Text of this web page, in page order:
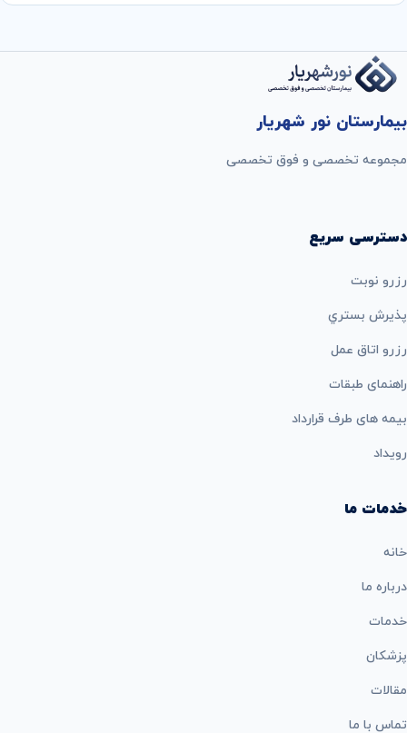
بیمارستان نور شهریار
مجموعه تخصصی و فوق تخصصی
دسترسی سریع
رزرو نوبت
پذيرش بستري
رزرو اتاق عمل
راهنمای طبقات
بيمه های طرف قرارداد
رویداد
خدمات ما
خانه
درباره ما
خدمات
پزشکان
مقالات
تماس با ما